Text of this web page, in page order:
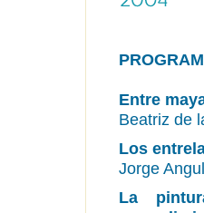
Entre
Beatriz de
Los
Jorge
La